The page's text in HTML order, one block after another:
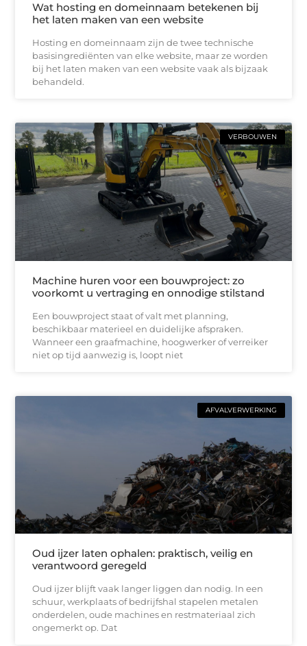
Wat hosting en domeinnaam betekenen bij
het laten maken van een website
Hosting en domeinnaam zijn de twee technische
basisingrediënten van elke website, maar ze worden
bij het laten maken van een website vaak als bijzaak
behandeld.
VERBOUWEN
Machine huren voor een bouwproject: zo
voorkomt u vertraging en onnodige stilstand
Een bouwproject staat of valt met planning,
beschikbaar materieel en duidelijke afspraken.
Wanneer een graafmachine, hoogwerker of verreiker
niet op tijd aanwezig is, loopt niet
AFVALVERWERKING
Oud ijzer laten ophalen: praktisch, veilig en
verantwoord geregeld
Oud ijzer blijft vaak langer liggen dan nodig. In een
schuur, werkplaats of bedrijfshal stapelen metalen
onderdelen, oude machines en restmateriaal zich
ongemerkt op. Dat